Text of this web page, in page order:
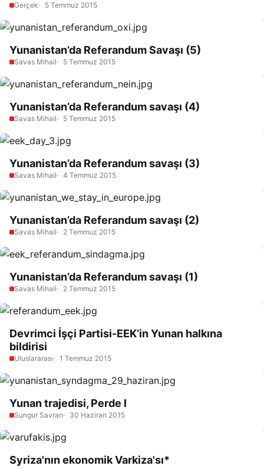
Gerçek 5 Temmuz 2015
Yunanistan’da Referandum Savaşı (5)
Savas Mihail 5 Temmuz 2015
Yunanistan’da Referandum savaşı (4)
Savas Mihail 5 Temmuz 2015
Yunanistan’da Referandum savaşı (3)
Savas Mihail 4 Temmuz 2015
Yunanistan’da Referandum savaşı (2)
Savas Mihail 2 Temmuz 2015
Yunanistan’da Referandum savaşı (1)
Savas Mihail 2 Temmuz 2015
Devrimci İşçi Partisi-EEK’in Yunan halkına
bildirisi
Uluslararası 1 Temmuz 2015
Yunan trajedisi, Perde I
Sungur Savran 30 Haziran 2015
Syriza'nın ekonomik Varkiza'sı*